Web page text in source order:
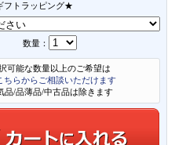
フトラッピング★
数量：
可能な数量以上のご希望は
ちらからご相談いただけます
品/品薄品/中古品は除きます